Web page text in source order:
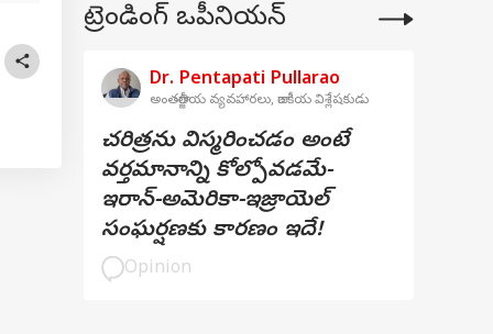
ట్రెండింగ్ ఒపీనియన్
Dr. Pentapati Pullarao
అంతర్జాతీయ వ్యవహారలు, రాజకీయ విశ్లేషకుడు
చరిత్రను విస్మరించడం అంటే
వర్తమానాన్ని కోల్పోవడమే-
ఇరాన్-అమెరికా-ఇజ్రాయెల్
సంఘర్షణకు కారణం ఇదే!
Opinion